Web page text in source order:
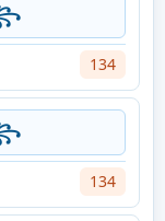
134
134